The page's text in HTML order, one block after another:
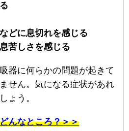
どに息切れを感じる
苦しさを感じる
器に何らかの問題が起きて
せん。気になる症状があれ
ょう。
んなところ？＞＞